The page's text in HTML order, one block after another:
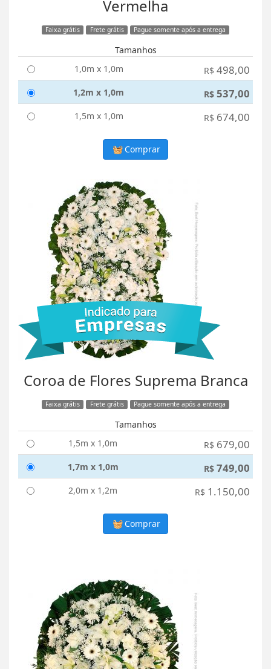
Vermelha
Faixa grátis Frete grátis Pague somente após a entrega
Tamanhos
1,0m x 1,0m
R$ 498,00
1,2m x 1,0m R$ 537,00
1,5m x 1,0m R$ 674,00
Comprar
Coroa de Flores Suprema Branca
Faixa grátis Frete grátis Pague somente após a entrega
Tamanhos
1,5m x 1,0m
R$ 679,00
1,7m x 1,0m R$ 749,00
2,0m x 1,2m R$ 1.150,00
Comprar